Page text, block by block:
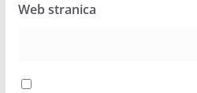
Web stranica